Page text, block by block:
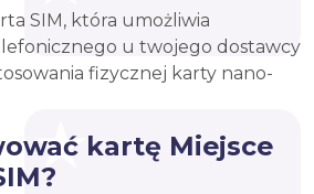
SIM, która umożliwia
u twojego dostawcy
fizycznej karty nano-
kartę Miejsce